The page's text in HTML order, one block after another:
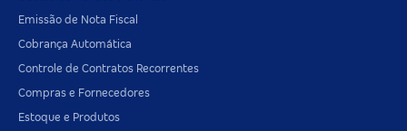
Emissão de Nota Fiscal
Cobrança Automática
Controle de Contratos Recorrentes
Compras e Fornecedores
Estoque e Produtos